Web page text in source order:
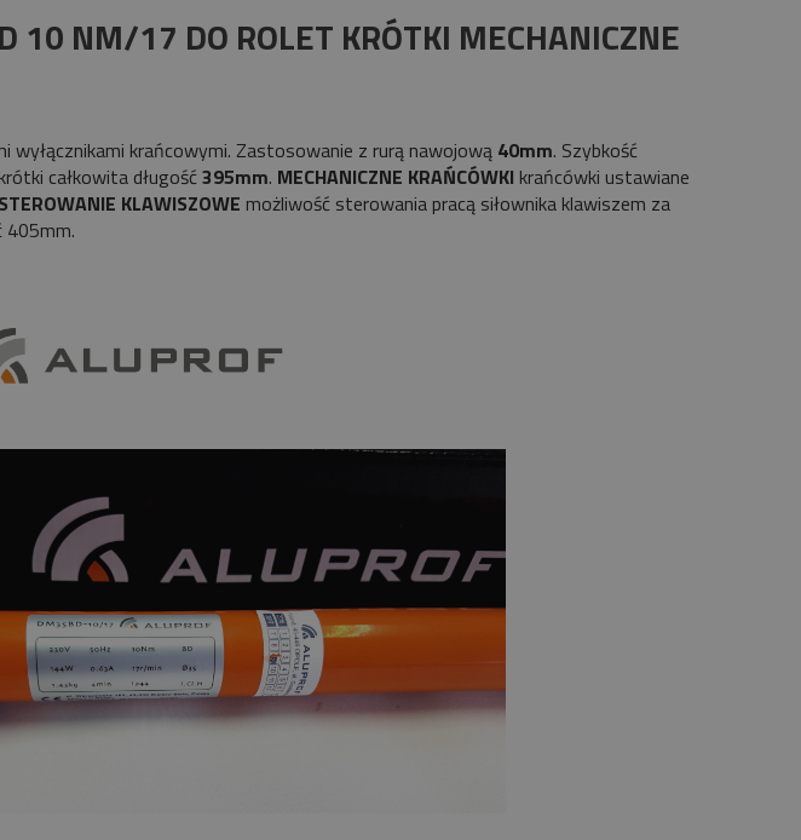
10 NM/17 DO ROLET KRÓTKI MECHANICZNE
wyłącznikami krańcowymi. Zastosowanie z rurą nawojową 40mm. Szybkość
całkowita długość395mm. MECHANICZNE KRAŃCÓWKI krańcówki ustawiane
STEROWANIE KLAWISZOWE możliwość sterowania pracą siłownika klawiszem za
405mm.